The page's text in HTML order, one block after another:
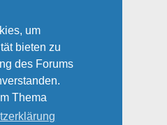
um
bieten zu
des Forums
Thema